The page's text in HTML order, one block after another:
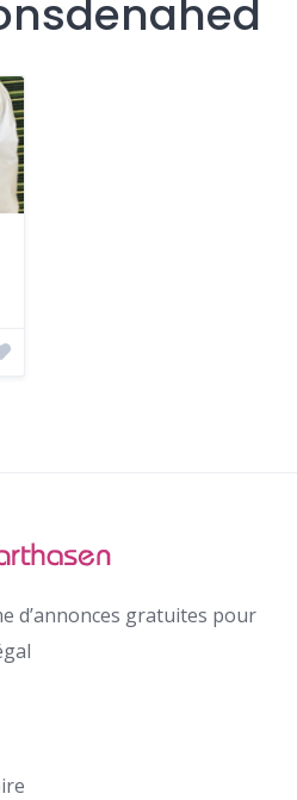
d’annonces gratuites pour